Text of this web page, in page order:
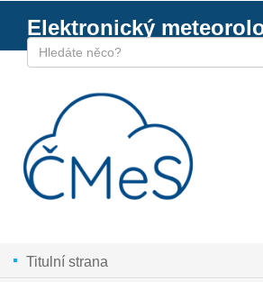
Elektronický
Titulní strana